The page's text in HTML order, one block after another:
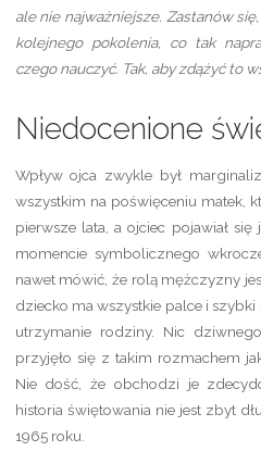
ale nie najważniejsze. Zastanów
kolejnego pokolenia, co tak
czego nauczyć. Tak, aby zdążyć to
Niedocenione
Wpływ ojca zwykle był
wszystkim na poświęceniu matek,
pierwsze lata, a ojciec pojawiał
momencie symbolicznego
nawet mówić, że rolą mężczyzny
dziecko ma wszystkie palce i
utrzymanie rodziny. Nic
przyjęło się z takim rozmachem
Nie dość, że obchodzi je
historia świętowania nie jest zbyt
1965 roku.